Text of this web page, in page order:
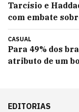
Tarcísio e
com embate
CASUAL
Para 49% dos
atributo de um
EDITORIAS